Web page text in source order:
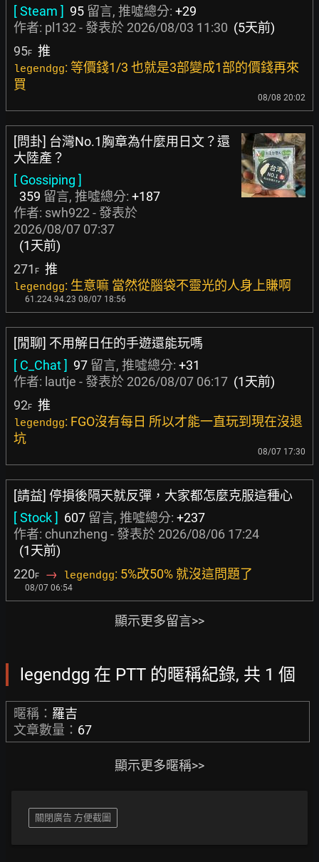
[ Steam ] 95 留言, 推噓總分: +29
作者: pl132 - 發表於 2026/08/03 11:30 (5天前)
95F 推
legendgg: 等價錢1/3 也就是3部變成1部的價錢再來
買
08/08 20:02
[問卦] 台灣No.1胸章為什麼用日文？還
大陸產？
[ Gossiping ]
359 留言, 推噓總分: +187
作者: swh922 - 發表於
2026/08/07 07:37
(1天前)
271 F 推
legendgg: 生意嘛 當然從腦袋不靈光的人身上賺啊
61.224.94.23 08/07 18:56
[閒聊] 不用解日任的手遊還能玩嗎
[ C_Chat ] 97 留言, 推噓總分: +31
作者: lautje - 發表於 2026/08/07 06:17 (1天前)
92F 推
legendgg: FGO沒有每日 所以才能一直玩到現在沒退
坑
08/07 17:30
[請益] 停損後隔天就反彈，大家都怎麼克服這種心
[ Stock ] 607 留言, 推噓總分: +237
作者: chunzheng - 發表於 2026/08/06 17:24
(1天前)
220F → legendgg: 5%改50% 就沒這問題了
08/07 06:54
顯示更多留言>>
legendgg 在 PTT 的暱稱紀錄, 共 1 個
暱稱： 羅吉
文章數量： 67
顯示更多暱稱>>
關閉廣告 方便截圖